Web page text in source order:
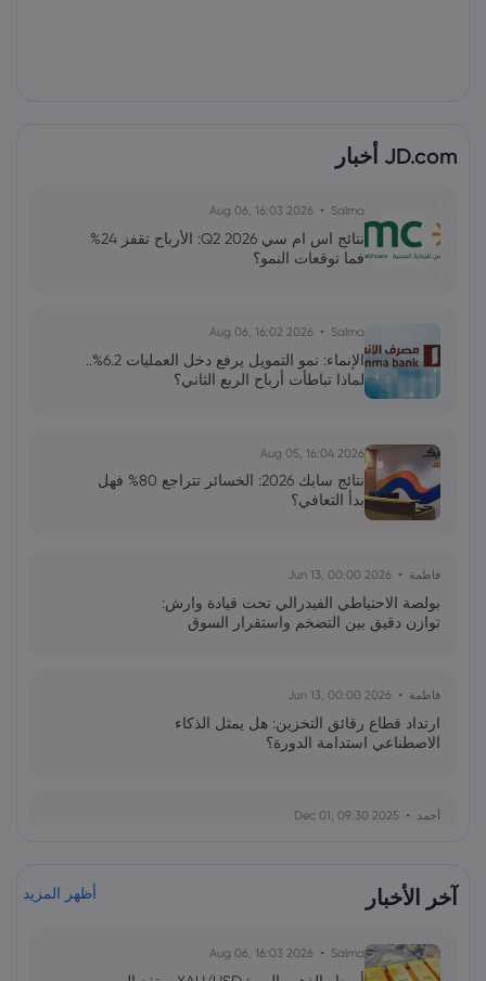
JD.com أخبار
Salma
2026 Aug 06, 16:03
نتائج اس ام سي Q2 2026: الأرباح تقفز 24%
فما توقعات النمو؟
Salma
2026 Aug 06, 16:02
الإنماء: نمو التمويل يرفع دخل العمليات 6.2%..
لماذا تباطأت أرباح الربع الثاني؟
2026 Aug 05, 16:04
نتائج سابك 2026: الخسائر تتراجع 80% فهل
بدأ التعافي؟
فاطمة 2026 Jun 13, 00:00
بولصة الاحتياطي الفيدرالي تحت قيادة وارش:
توازن دقيق بين التضخم واستقرار السوق
فاطمة 2026 Jun 13, 00:00
ارتداد قطاع رقائق التخزين: هل يمثل الذكاء
الاصطناعي استدامة الدورة؟
أحمد 2025 Dec 01, 09:30
ارتفاع تقييم بايت دانس إلى 480 مليار دولار
آخر الأخبار أظهر المزيد
Salma
2026 Aug 06, 16:03